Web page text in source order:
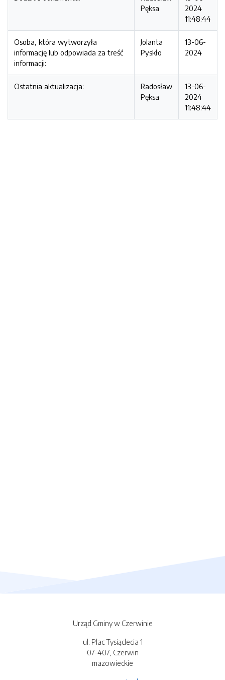
Pęksa
2024
11:48:44
Osoba, która wytworzyła
informację lub odpowiada za treść
informacji:
Jolanta
Pyskło
13-06-
2024
Ostatnia aktualizacja:
Radosław
Pęksa
13-06-
2024
11:48:44
Urząd Gminy w Czerwinie
ul. Plac Tysiąclecia 1
07-407, Czerwin
mazowieckie